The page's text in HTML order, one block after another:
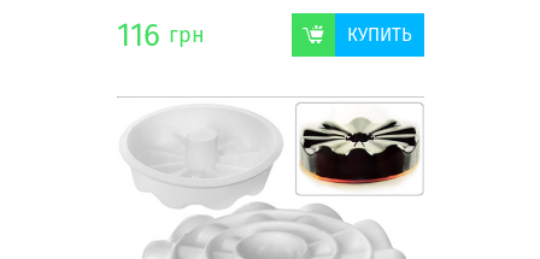
116 грн КУПИТЬ